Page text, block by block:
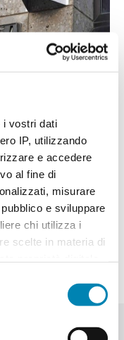
i vostri dati
IP, utilizzando
e accedere
al fine di
misurare
e sviluppare
chi utilizza i
scelte in materia di
in qualsiasi
o facendo clic
Corso di